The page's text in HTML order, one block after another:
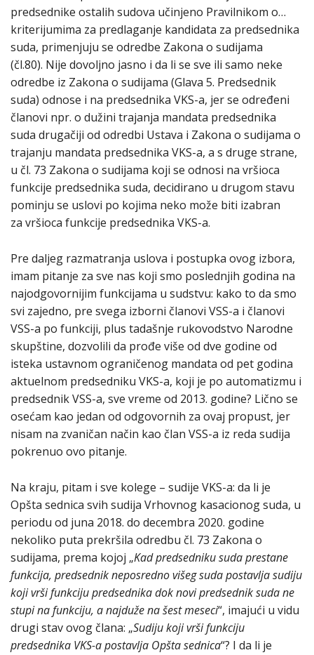
predsednike ostalih sudova učinjeno Pravilnikom o…
kriterijumima za predlaganje kandidata za predsednika
suda, primenjuju se odredbe Zakona o sudijama
(čl.80). Nije dovoljno jasno i da li se sve ili samo neke
odredbe iz Zakona o sudijama (Glava 5. Predsednik
suda) odnose i na predsednika VKS-a, jer se određeni
članovi npr. o dužini trajanja mandata predsednika
suda drugačiji od odredbi Ustava i Zakona o sudijama o
trajanju mandata predsednika VKS-a, a s druge strane,
u čl. 73 Zakona o sudijama koji se odnosi na vršioca
funkcije predsednika suda, decidirano u drugom stavu
pominju se uslovi po kojima neko može biti izabran
za vršioca funkcije predsednika VKS-a.
Pre daljeg razmatranja uslova i postupka ovog izbora,
imam pitanje za sve nas koji smo poslednjih godina na
najodgovornijim funkcijama u sudstvu: kako to da smo
svi zajedno, pre svega izborni članovi VSS-a i članovi
VSS-a po funkciji, plus tadašnje rukovodstvo Narodne
skupštine, dozvolili da prođe više od dve godine od
isteka ustavnom ograničenog mandata od pet godina
aktuelnom predsedniku VKS-a, koji je po automatizmu i
predsednik VSS-a, sve vreme od 2013. godine? Lično se
osećam kao jedan od odgovornih za ovaj propust, jer
nisam na zvaničan način kao član VSS-a iz reda sudija
pokrenuo ovo pitanje.
Na kraju, pitam i sve kolege – sudije VKS-a: da li je
Opšta sednica svih sudija Vrhovnog kasacionog suda, u
periodu od juna 2018. do decembra 2020. godine
nekoliko puta prekršila odredbu čl. 73 Zakona o
sudijama, prema kojoj „Kad predsedniku suda prestane
funkcija, predsednik neposredno višeg suda postavlja sudiju
koji vrši funkciju predsednika dok novi predsednik suda ne
stupi na funkciju, a najduže na šest meseci“, imajući u vidu
drugi stav ovog člana: „Sudiju koji vrši funkciju
predsednika VKS-a postavlja Opšta sednica“? I da li je